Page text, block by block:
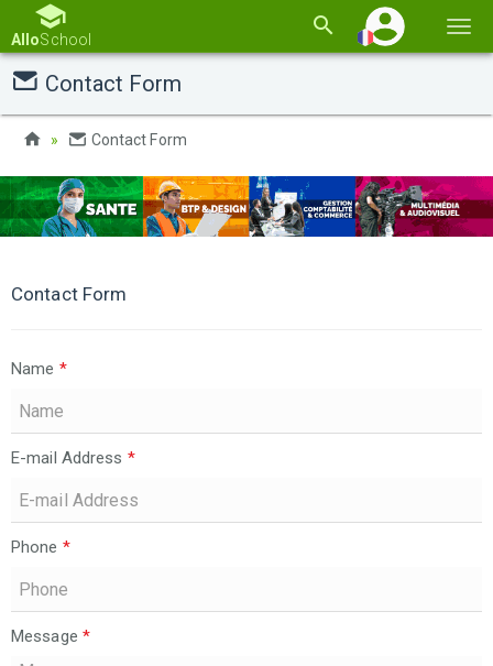
la
AlloSchool
Contact Form
Contact Form
Contact Form
Name *
E-mail Address *
Phone *
Message *